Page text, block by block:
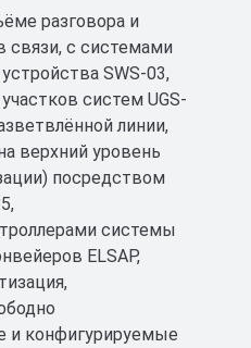
разговора и
связи, с системами
SWS-03,
систем UGS-
линии,
верхний уровень
посредством
системы
ELSAP,
и конфигурируемые